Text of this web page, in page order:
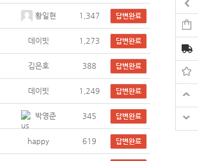
황일현 1,347 답변완료
데이빗 1,273 답변완료
김은호 388 답변완료
데이빗 1,249 답변완료
박영준 345 답변완료
happy 619 답변완료